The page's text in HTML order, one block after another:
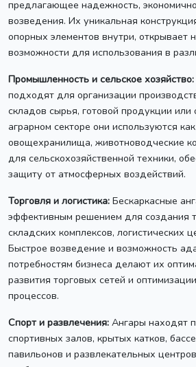
предлагающее надежность,
возведения. Их уникальная
опорных элементов внутри, открывает
возможности для использования в
Промышленность и сельское хозяйство:
подходят для организации
складов сырья, готовой продукции или
аграрном секторе они используются
овощехранилища, животноводческие
для сельскохозяйственной техники,
защиту от атмосферных воздействий.
Торговля и логистика: Бескаркасные
эффективным решением для создания
складских комплексов, логистических
Быстрое возведение и возможность
потребностям бизнеса делают их
развития торговых сетей и
процессов.
Спорт и развлечения: Ангары находят
спортивных залов, крытых катков,
павильонов и развлекательных